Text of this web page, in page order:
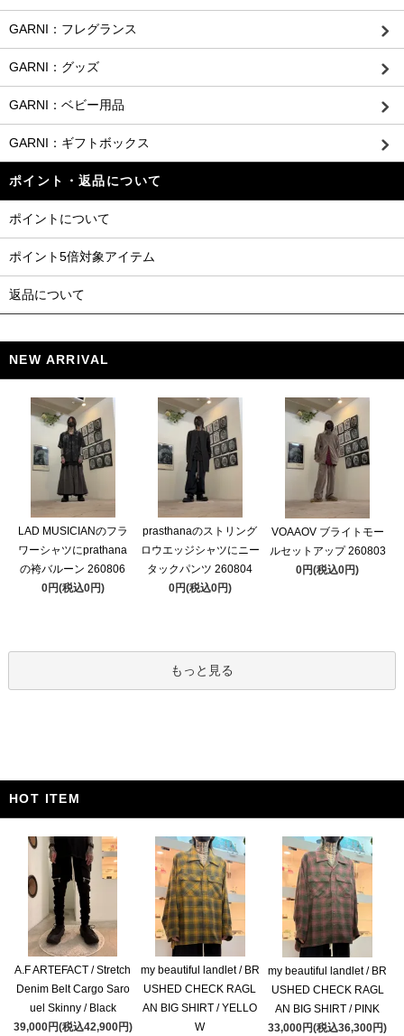
GARNI：フレグランス
GARNI：グッズ
GARNI：ベビー用品
GARNI：ギフトボックス
ポイント・返品について
ポイントについて
ポイント5倍対象アイテム
返品について
NEW ARRIVAL
LAD MUSICIANのフラ
ワーシャツにprathana
の袴バルーン 260806
0円(税込0円)
prasthanaのストリング
ロウエッジシャツにニー
タックパンツ 260804
0円(税込0円)
VOAAOV ブライトモー
ルセットアップ 260803
0円(税込0円)
もっと見る
HOT ITEM
A.F ARTEFACT / Stretch
Denim Belt Cargo Saro
uel Skinny / Black
39,000円(税込42,900円)
my beautiful landlet / BR
USHED CHECK RAGL
AN BIG SHIRT / YELLO
W
my beautiful landlet / BR
USHED CHECK RAGL
AN BIG SHIRT / PINK
33,000円(税込36,300円)